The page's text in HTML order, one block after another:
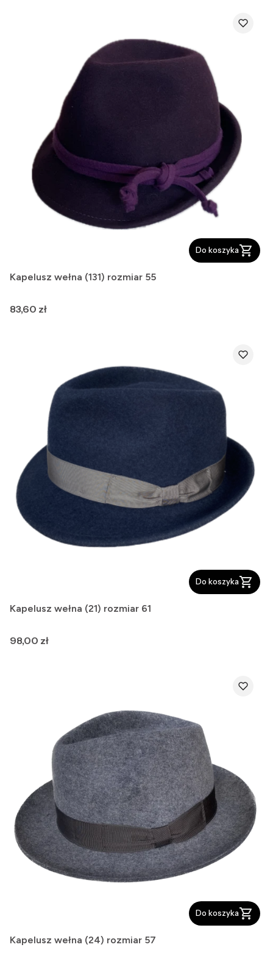
Do koszyka
Kapelusz wełna (131) rozmiar 55
Cena
83,60 zł
Do koszyka
Kapelusz wełna (21) rozmiar 61
Cena
98,00 zł
Do koszyka
Kapelusz wełna (24) rozmiar 57